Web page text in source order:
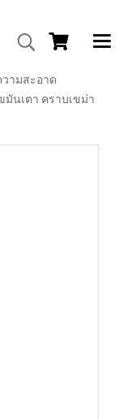
ามสะอาด
นเตา คราบเขม่า